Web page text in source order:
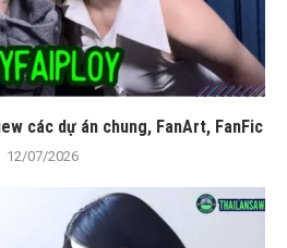
các dự án chung, FanArt, FanFic
12/07/2026